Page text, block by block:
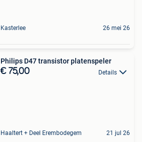
Kasterlee 26 mei 26
Philips D47 transistor platenspeler
€ 75,00 Details
Haaltert + Deel Erembodegem 21 jul 26